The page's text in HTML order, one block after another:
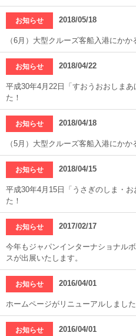
お知らせ 2018/05/18
（6月）大型クルーズ客船入港にかか
お知らせ 2018/04/22
平成30年4月22日「すおうおおしま
た！
お知らせ 2018/04/18
（5月）大型クルーズ客船入港にかか
お知らせ 2018/04/15
平成30年4月15日「うさぎのしま・
た！
お知らせ 2017/02/17
今年もジャパンインターナショナル
スが出展いたします。
お知らせ 2016/04/01
ホームページがリニューアルしました
お知らせ 2016/04/01